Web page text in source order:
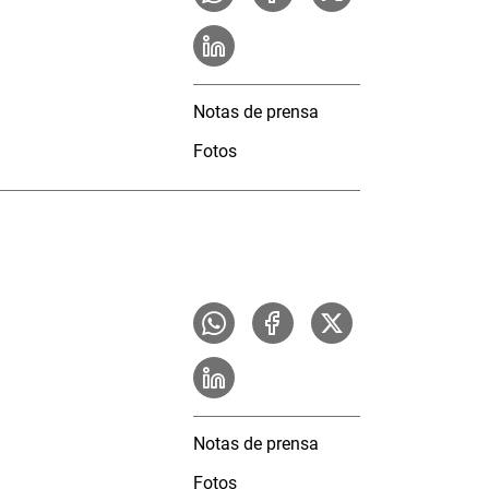
Notas de prensa
Fotos
Notas de prensa
Fotos